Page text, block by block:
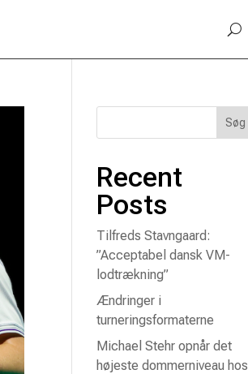
Søg
Recent
Posts
Tilfreds Stavngaard:
”Acceptabel dansk VM-
lodtrækning”
Ændringer i
turneringsformaterne
Michael Stehr opnår det
højeste dommerniveau hos